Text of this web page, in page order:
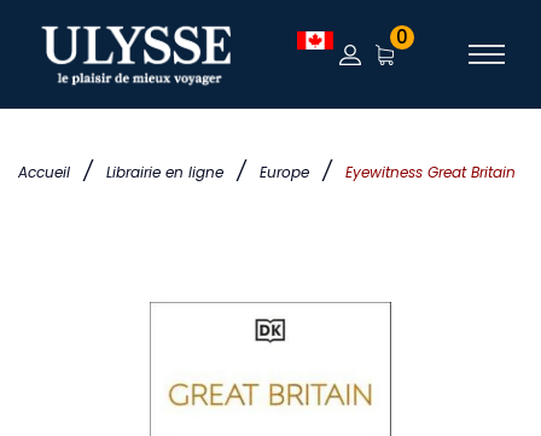
Accueil / Librairie en ligne / Europe / Eyewitness Great Britain
0